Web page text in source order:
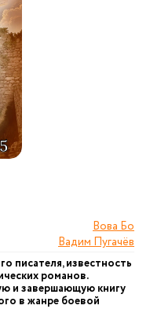
Вова Бо
Вадим Пугачёв
писателя, известность
романов.
и завершающую книгу
в жанре боевой